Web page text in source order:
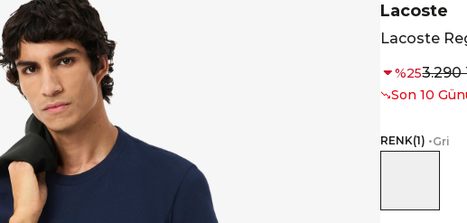
Lacoste
Lacoste
%253.290
Son 10
RENK(1) •Gri